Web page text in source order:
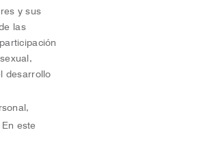
y sus
las
desarrollo
este